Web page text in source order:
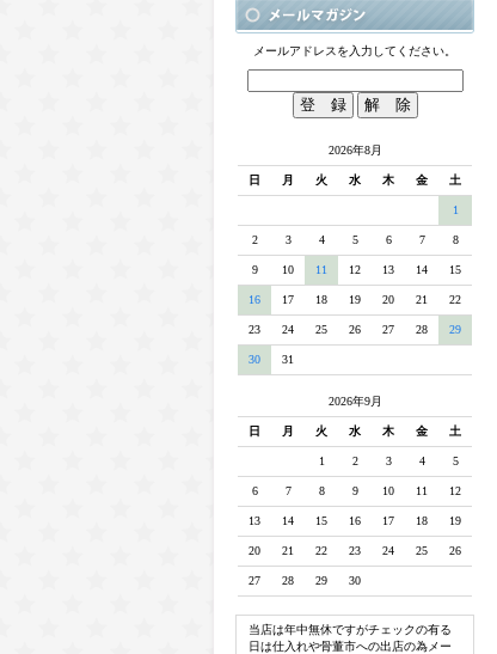
メールアドレスを入力してください。
2026年8月
日 月 火 水 木 金 土
1
2 3 4 5 6 7 8
9 10 11 12 13 14 15
16 17 18 19 20 21 22
23 24 25 26 27 28 29
30 31
2026年9月
日 月 火 水 木 金 土
1 2 3 4 5
6 7 8 9 10 11 12
13 14 15 16 17 18 19
20 21 22 23 24 25 26
27 28 29 30
当店は年中無休ですがチェックの有る
日は仕入れや骨董市への出店の為メー